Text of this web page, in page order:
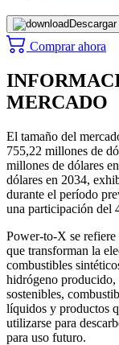
Comprar ahora
MERCADO
El tamaño del
755,22 millones de
millones de dólares
dólares en 2034,
durante el período
una participación del
Power-to-X se refiere
que transforman la
combustibles
hidrógeno
sostenibles,
líquidos y productos
utilizarse para
para uso futuro.